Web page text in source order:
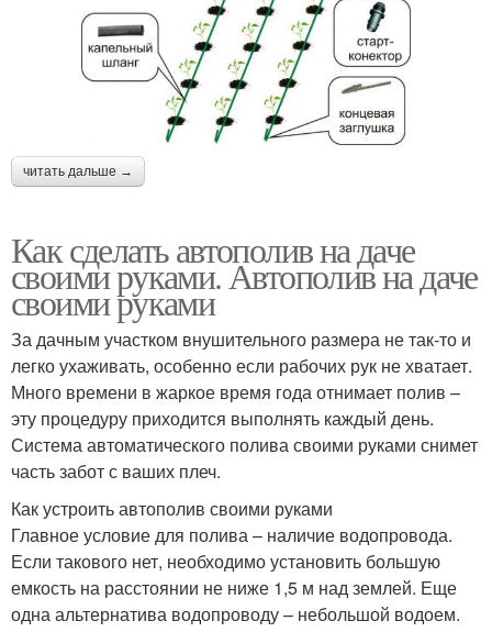
читать дальше →
Как сделать автополив на даче
своими руками. Автополив на даче
своими руками
За дачным участком внушительного размера не так-то и
легко ухаживать, особенно если рабочих рук не хватает.
Много времени в жаркое время года отнимает полив –
эту процедуру приходится выполнять каждый день.
Система автоматического полива своими руками снимет
часть забот с ваших плеч.
Как устроить автополив своими руками
Главное условие для полива – наличие водопровода.
Если такового нет, необходимо установить большую
емкость на расстоянии не ниже 1,5 м над землей. Еще
одна альтернатива водопроводу – небольшой водоем.